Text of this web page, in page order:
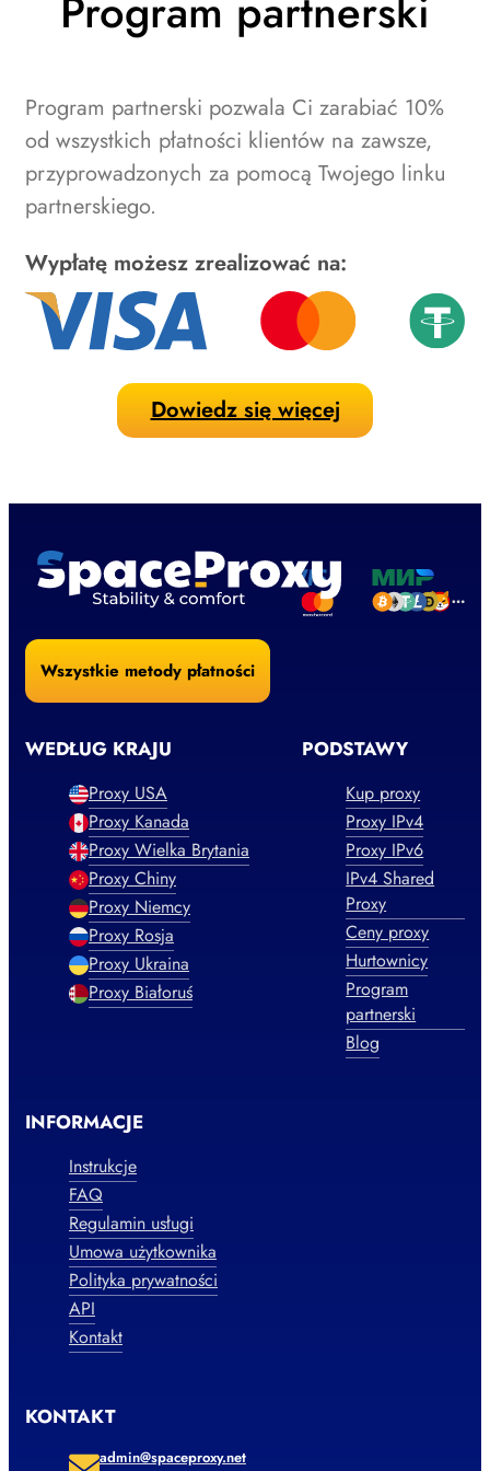
Program partnerski pozwala Ci zarabiać 10%
od wszystkich płatności klientów na zawsze,
przyprowadzonych za pomocą Twojego linku
partnerskiego.
Wypłatę możesz zrealizować na:
Dowiedz się więcej
Wszystkie metody płatności
WEDŁUG KRAJU
Proxy USA
Proxy Kanada
Proxy Wielka Brytania
Proxy Chiny
Proxy Niemcy
Proxy Rosja
Proxy Ukraina
Proxy Białoruś
PODSTAWY
Kup proxy
Proxy IPv4
Proxy IPv6
IPv4 Shared
Proxy
Ceny proxy
Hurtownicy
Program
partnerski
Blog
INFORMACJE
Instrukcje
FAQ
Regulamin usługi
Umowa użytkownika
Polityka prywatności
API
Kontakt
KONTAKT
admin@spaceproxy.net